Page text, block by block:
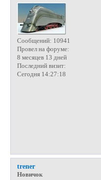
Сообщений: 10941
Провел на форуме:
8 месяцев 13 дней
Последний визит:
Сегодня 14:27:18
trener
Новичок